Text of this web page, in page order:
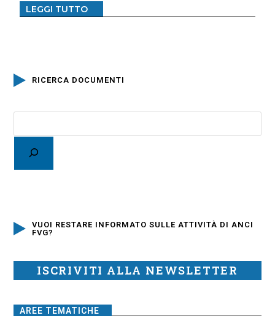
LEGGI TUTTO
RICERCA DOCUMENTI
VUOI RESTARE INFORMATO SULLE ATTIVITÀ DI ANCI
FVG?
ISCRIVITI ALLA NEWSLETTER
AREE TEMATICHE